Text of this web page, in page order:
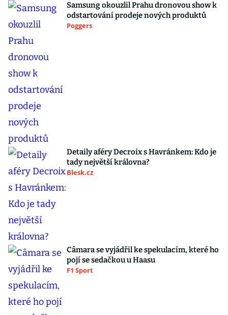
Samsung okouzlil Prahu dronovou show k
odstartování prodeje nových produktů
Poggers
Detaily aféry Decroix s Havránkem: Kdo je
tady největší královna?
Blesk.cz
Câmara se vyjádřil ke spekulacím, které ho
pojí se sedačkou u Haasu
F1 Sport